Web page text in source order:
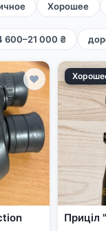
Хорошее
600–21 000 ₴
Приціл